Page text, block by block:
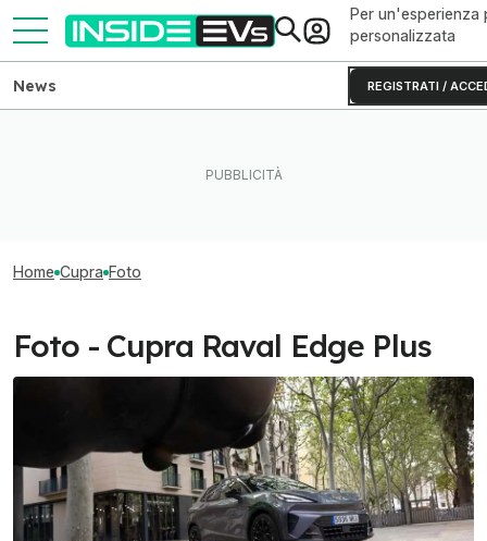
Per un'esperienza
personalizzata
REGISTRATI /
News
Home Cupra Foto
Foto - Cupra Raval Edge Plus